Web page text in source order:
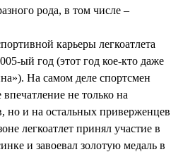
рода, в том числе –
карьеры легкоатлета
ый год (этот год кое-кто даже
На самом деле спортсмен
не только на
но и на остальных приверженцев
легкоатлет принял участие в
и завоевал золотую медаль в